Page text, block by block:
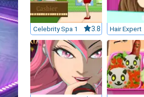
Celebrity Spa 1 3.8 Hair Expert